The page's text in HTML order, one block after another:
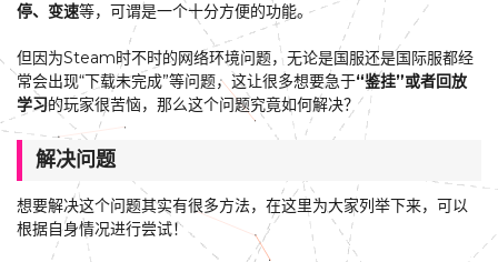
停、变速等，可谓是一个十分方便的功能。
但因为Steam时不时的网络环境问题，无论是国服还是国际服都经
常会出现“下载未完成”等问题，这让很多想要急于“鉴挂”或者回放
学习的玩家很苦恼，那么这个问题究竟如何解决？
解决问题
想要解决这个问题其实有很多方法，在这里为大家列举下来，可以
根据自身情况进行尝试！